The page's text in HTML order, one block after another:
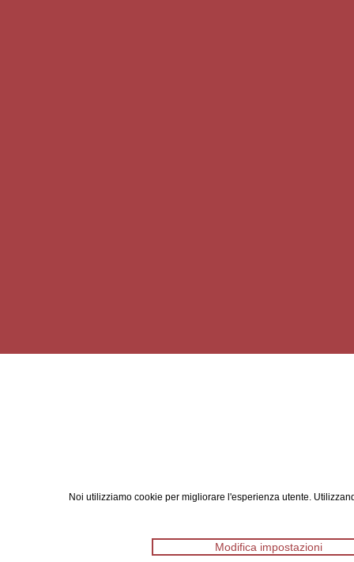
Noi utilizziamo cookie per migliorare l'esperienza utente.
Modifica impostazioni